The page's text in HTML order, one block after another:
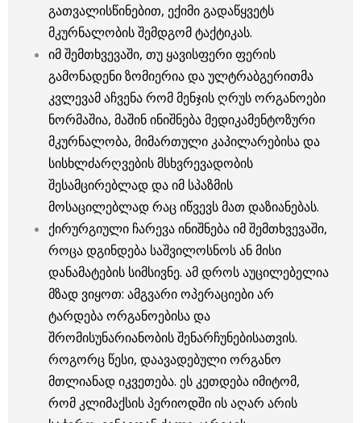
გათვალისწინებით, ექიმი გადაწყვეტს
მკურნალობის შემდგომ ტაქტიკას.
იმ შემთხვევაში, თუ ყავისფერი ფერის
გამონადენი ზომიერია და ულტრაბგერითმა
კვლევამ აჩვენა რომ მენჯის ღრუს ორგანოები
ნორმაშია, მაშინ ინიშნება მედიკამენტოზური
მკურნალობა, მიმართული კაპილარებისა და
სისხლძარღვების მსხვრევადობის
შესამცირებლად და იმ სპაზმის
მოსაცილებლად რაც იწვევს მათ დაზიანებას.
ქირურგიული ჩარევა ინიშნება იმ შემთხვევაში,
როცა დგინდება საშვილოსნოს ან მისი
დანამატების სიმსივნე. ამ დროს აუცილებელია
მზად ვიყოთ: ამგვარი ოპერაციები არ
ტარდება ორგანოებისა და
შრომისუნარიანობის შენარჩუნებისათვის.
როგორც წესი, დაავადებული ორგანო
მთლიანად იკვეთება. ეს კეთდება იმიტომ,
რომ კლიმაქსის პერიოდში ის აღარ არის